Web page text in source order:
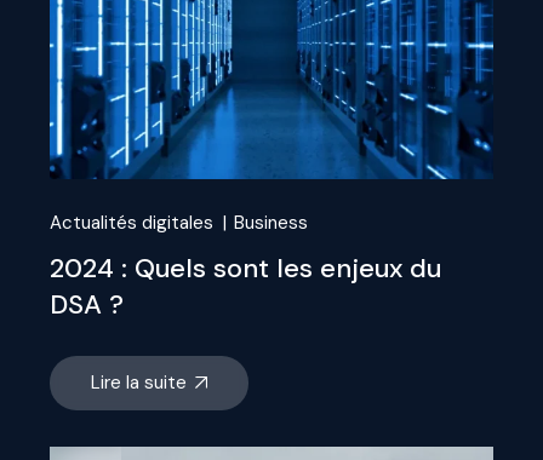
Actualités digitales Business
2024 : Quels sont les enjeux du
DSA ?
Lire la suite